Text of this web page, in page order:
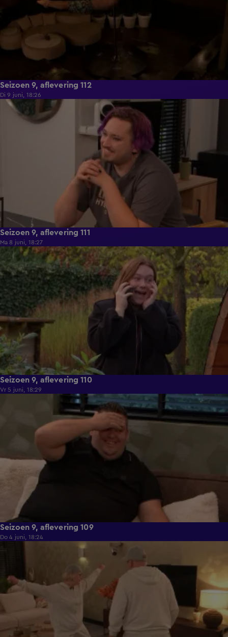
Seizoen 9, aflevering 112
Di 9 juni, 18:26
21:30
Seizoen 9, aflevering 111
Ma 8 juni, 18:27
22:26
Seizoen 9, aflevering 110
Vr 5 juni, 18:29
Seizoen 9, aflevering 109
Do 4 juni, 18:24